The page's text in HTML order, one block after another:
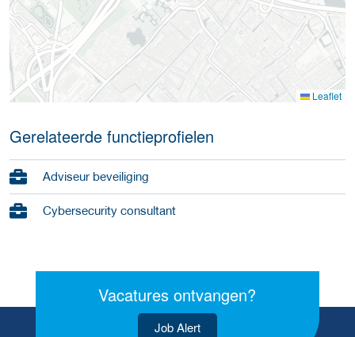
Leaflet
Gerelateerde functieprofielen
Adviseur beveiliging
Cybersecurity consultant
Vacatures ontvangen?
Job Alert